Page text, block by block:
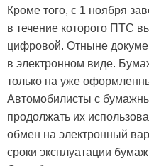
Кроме того, с 1 ноября
в течение которого ПТС
цифровой. Отныне
в электронном виде.
только на уже
Автомобилисты с
продолжать их
обмен на электронный
сроки эксплуатации